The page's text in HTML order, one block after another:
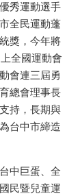
秀運動選手
全民運動蓬
獎，今年將
全國運動會
會連三屆勇
總會理事長
持，長期與
台中市締造
中巨蛋、全
民暨兒童運